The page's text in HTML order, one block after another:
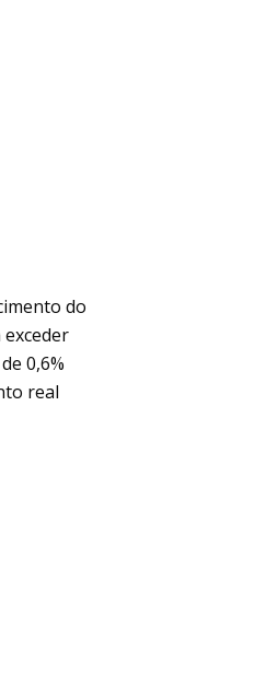
do
0,6%
real